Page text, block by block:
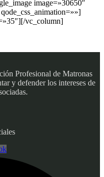
image=»30650″
vc_column]
Profesional de Matronas
y defender los intereses de